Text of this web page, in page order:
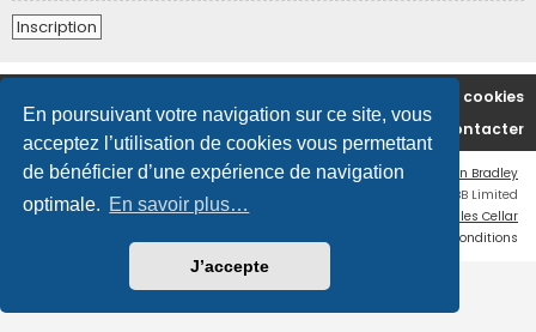
En poursuivant votre navigation sur ce site, vous
acceptez l’utilisation de cookies vous permettant
de bénéficier d’une expérience de navigation
optimale. En savoir plus…
J’accepte
Inscription
Supprimer les cookies
Nous contacter
Flat Style by
Ian Bradley
Développé par
® Forum Software © phpBB Limited
Traduction française officielle
Miles Cellar
Conditions